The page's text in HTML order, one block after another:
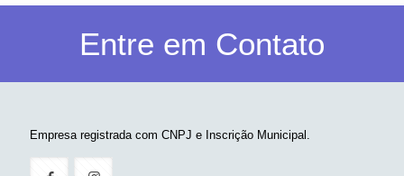
Entre em Contato
Empresa registrada com CNPJ e Inscrição Municipal.